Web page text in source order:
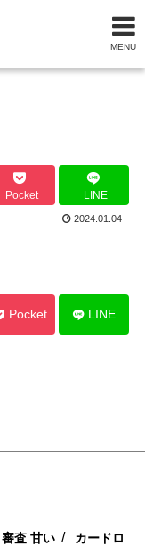
MENU
Pocket LINE
2024.01.04
Pocket LINE
査 甘い /
カードロ